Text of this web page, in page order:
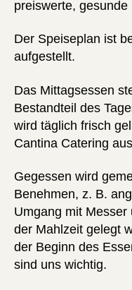
preiswerte, gesunde
Der Speiseplan ist
aufgestellt.
Das Mittagsessen
Bestandteil des
wird täglich frisch
Cantina Catering
Gegessen wird
Benehmen, z. B.
Umgang mit
der Mahlzeit gelegt
der Beginn des
sind uns wichtig.